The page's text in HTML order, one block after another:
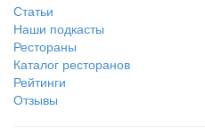
Статьи
Наши подкасты
Рестораны
Каталог ресторанов
Рейтинги
Отзывы